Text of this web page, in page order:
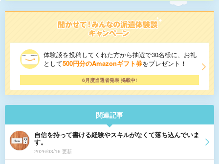
体験談を投稿してくれた方から抽選で30名様に、お礼
として500円分のAmazonギフト券をプレゼント！
6月度当選者発表 掲載中!
関連記事
自信を持って書ける経験やスキルがなくて落ち込んでいま
す。
2026/03/16 更新